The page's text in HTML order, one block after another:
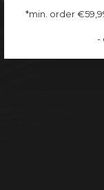
*min. order
-